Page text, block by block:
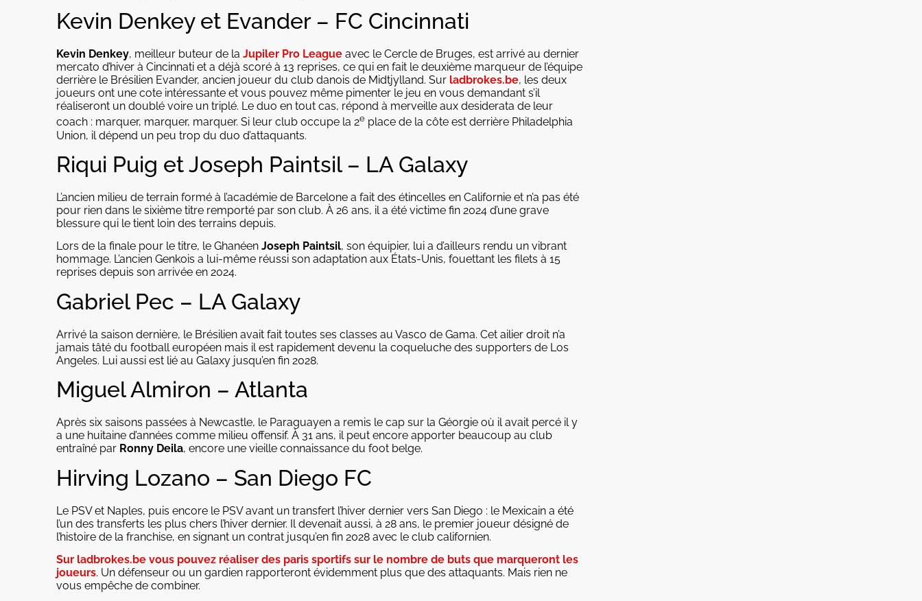
Kevin Denkey et Evander – FC Cincinnati
Kevin Denkey, meilleur buteur de la Jupiler Pro League avec le Cercle de Bruges, est arrivé au dernier
mercato d’hiver à Cincinnati et a déjà scoré à 13 reprises, ce qui en fait le deuxième marqueur de l’équipe
derrière le Brésilien Evander, ancien joueur du club danois de Midtjylland. Sur ladbrokes.be, les deux
joueurs ont une cote intéressante et vous pouvez même pimenter le jeu en vous demandant s’il
réaliseront un doublé voire un triplé. Le duo en tout cas, répond à merveille aux desiderata de leur
coach : marquer, marquer, marquer. Si leur club occupe la 2e place de la côte est derrière Philadelphia
Union, il dépend un peu trop du duo d’attaquants.
Riqui Puig et Joseph Paintsil – LA Galaxy
L’ancien milieu de terrain formé à l’académie de Barcelone a fait des étincelles en Californie et n’a pas été
pour rien dans le sixième titre remporté par son club. À 26 ans, il a été victime fin 2024 d’une grave
blessure qui le tient loin des terrains depuis.
Lors de la finale pour le titre, le Ghanéen Joseph Paintsil, son équipier, lui a d’ailleurs rendu un vibrant
hommage. L’ancien Genkois a lui-même réussi son adaptation aux États-Unis, fouettant les filets à 15
reprises depuis son arrivée en 2024.
Gabriel Pec – LA Galaxy
Arrivé la saison dernière, le Brésilien avait fait toutes ses classes au Vasco de Gama. Cet ailier droit n’a
jamais tâté du football européen mais il est rapidement devenu la coqueluche des supporters de Los
Angeles. Lui aussi est lié au Galaxy jusqu’en fin 2028.
Miguel Almiron – Atlanta
Après six saisons passées à Newcastle, le Paraguayen a remis le cap sur la Géorgie où il avait percé il y
a une huitaine d’années comme milieu offensif. À 31 ans, il peut encore apporter beaucoup au club
entraîné par Ronny Deila, encore une vieille connaissance du foot belge.
Hirving Lozano – San Diego FC
Le PSV et Naples, puis encore le PSV avant un transfert l’hiver dernier vers San Diego : le Mexicain a été
l’un des transferts les plus chers l’hiver dernier. Il devenait aussi, à 28 ans, le premier joueur désigné de
l’histoire de la franchise, en signant un contrat jusqu’en fin 2028 avec le club californien.
Sur ladbrokes.be vous pouvez réaliser des paris sportifs sur le nombre de buts que marqueront les
joueurs. Un défenseur ou un gardien rapporteront évidemment plus que des attaquants. Mais rien ne
vous empêche de combiner.